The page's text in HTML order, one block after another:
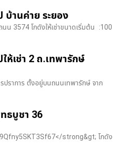
บ้านค่าย ระยอง
น 3574 โกดังให้เช่าขนาดเริ่มต้น :100
ห้เช่า 2 ถ.เทพารักษ์
ปราการ ตั้งอยู่บนถนนเทพารักษ์ จาก
ธบูชา 36
strong&gt; โกดัง